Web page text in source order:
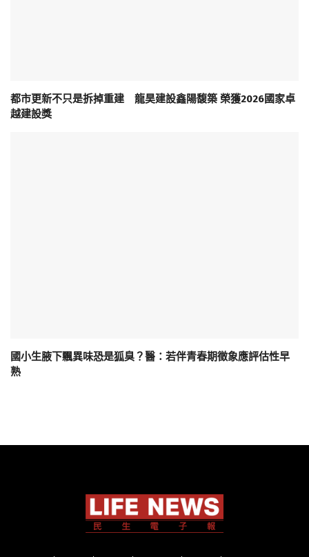
都市更新不只是拆掉重建 龍昊建設鑫陽馥築 榮獲2026國家卓
越建設獎
國小生腋下飄異味恐是狐臭？醫：若伴青春期徵象應評估性早
熟